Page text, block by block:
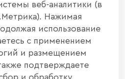
ул. Рябова, д. 31
веб-аналитики (в
Нажимая
использование
с применением
и размещением
подтверждаете